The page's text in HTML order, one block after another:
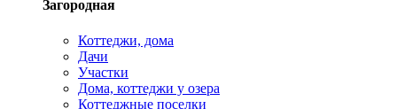
Загородная
Коттеджи, дома
Дачи
Участки
Дома, коттеджи у озера
Коттеджные поселки